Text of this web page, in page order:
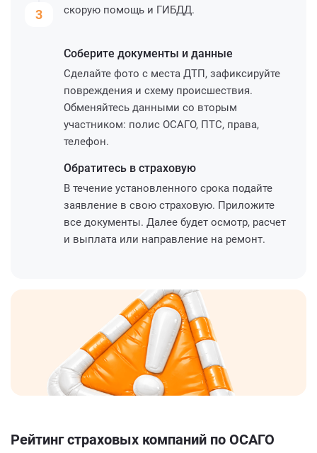
3
скорую помощь и ГИБДД.
Соберите документы и данные
Сделайте фото с места ДТП, зафиксируйте
повреждения и схему происшествия.
Обменяйтесь данными со вторым
участником: полис ОСАГО, ПТС, права,
телефон.
Обратитесь в страховую
В течение установленного срока подайте
заявление в свою страховую. Приложите
все документы. Далее будет осмотр, расчет
и выплата или направление на ремонт.
Рейтинг страховых компаний по ОСАГО